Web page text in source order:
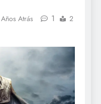
Atrás 1
2